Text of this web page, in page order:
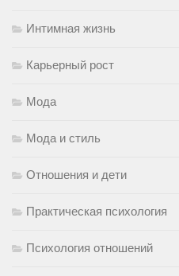
Интимная жизнь
Карьерный рост
Мода
Мода и стиль
Отношения и дети
Практическая психология
Психология отношений